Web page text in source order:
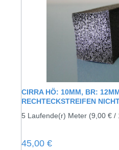
CIRRA HÖ: 10MM, BR:
RECHTECKSTREIFEN
5 Laufende(r) Meter (9,00 € /
Regulärer Preis:
45,00 €